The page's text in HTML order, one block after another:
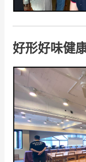
好形好味健